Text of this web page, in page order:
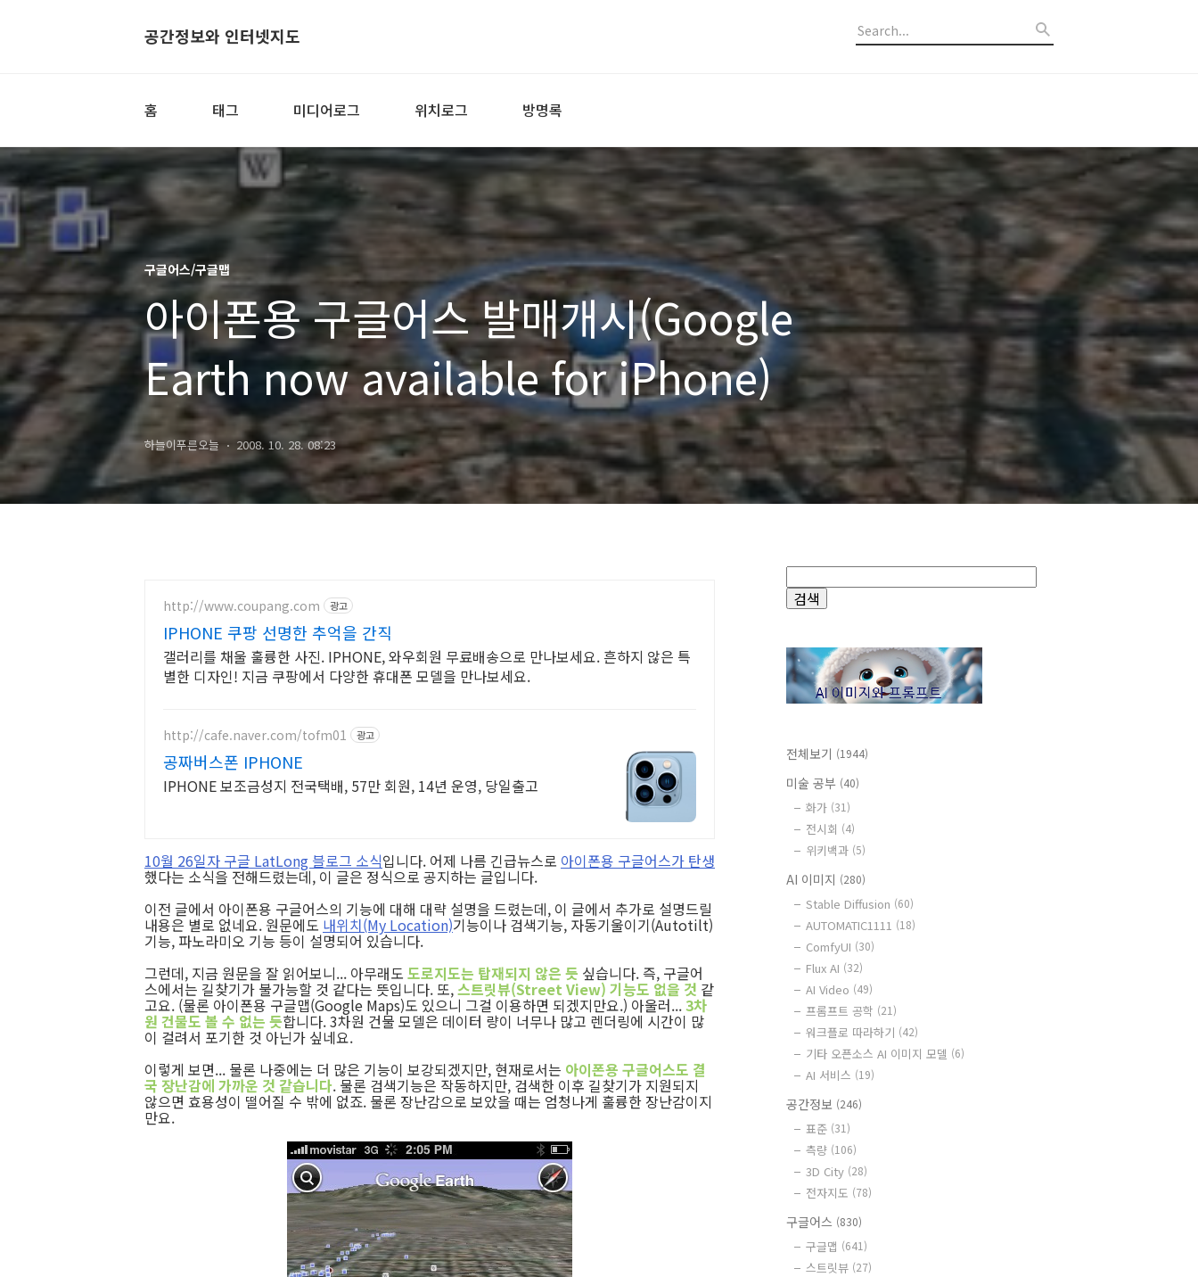
공간정보와 인터넷지도
홈 태그 미디어로그 위치로그 방명록
구글어스/구글맵
아이폰용 구글어스 발매개시(Google
Earth now available for iPhone)
하늘이푸른오늘 2008. 10. 28. 08:23
http://www.coupang.com 광고
IPHONE 쿠팡 선명한 추억을 간직
갤러리를 채울 훌륭한 사진. IPHONE, 와우회원 무료배송으로 만나보세요. 흔하지 않은 특
별한 디자인! 지금 쿠팡에서 다양한 휴대폰 모델을 만나보세요.
http://cafe.naver.com/tofm01 광고
공짜버스폰 IPHONE
IPHONE 보조금성지 전국택배, 57만 회원, 14년 운영, 당일출고
10월 26일자 구글 LatLong 블로그 소식입니다. 어제 나름 긴급뉴스로 아이폰용 구글어스가 탄생
했다는 소식을 전해드렸는데, 이 글은 정식으로 공지하는 글입니다.
이전 글에서 아이폰용 구글어스의 기능에 대해 대략 설명을 드렸는데, 이 글에서 추가로 설명드릴
내용은 별로 없네요. 원문에도 내위치(My Location)기능이나 검색기능, 자동기울이기(Autotilt)
기능, 파노라미오 기능 등이 설명되어 있습니다.
그런데, 지금 원문을 잘 읽어보니... 아무래도 도로지도는 탑재되지 않은 듯 싶습니다. 즉, 구글어
스에서는 길찾기가 불가능할 것 같다는 뜻입니다. 또,스트릿뷰(Street View) 기능도 없을 것 같
고요. (물론 아이폰용 구글맵(Google Maps)도 있으니 그걸 이용하면 되겠지만요.) 아울러...3차
원 건물도 볼 수 없는 듯합니다. 3차원 건물 모델은 데이터 량이 너무나 많고 렌더링에 시간이 많
이 걸려서 포기한 것 아닌가 싶네요.
이렇게 보면... 물론 나중에는 더 많은 기능이 보강되겠지만, 현재로서는 아이폰용 구글어스도 결
국 장난감에 가까운 것 같습니다. 물론 검색기능은 작동하지만, 검색한 이후 길찾기가 지원되지
않으면 효용성이 떨어질 수 밖에 없죠. 물론 장난감으로 보았을 때는 엄청나게 훌륭한 장난감이지
만요.
전체보기 (1944)
미술 공부 (40)
화가 (31)
전시회 (4)
위키백과 (5)
AI 이미지 (280)
Stable Diffusion (60)
AUTOMATIC1111 (18)
ComfyUI (30)
Flux AI (32)
AI Video (49)
프롬프트 공학 (21)
워크플로 따라하기 (42)
기타 오픈소스 AI 이미지 모델 (6)
AI 서비스 (19)
공간정보 (246)
표준 (31)
측량 (106)
3D City (28)
전자지도 (78)
구글어스 (830)
구글맵 (641)
스트릿뷰 (27)